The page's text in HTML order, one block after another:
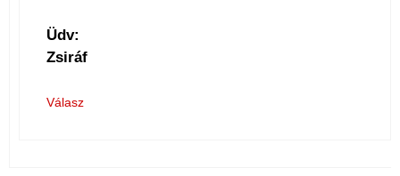
Üdv:
Zsiráf
Válasz